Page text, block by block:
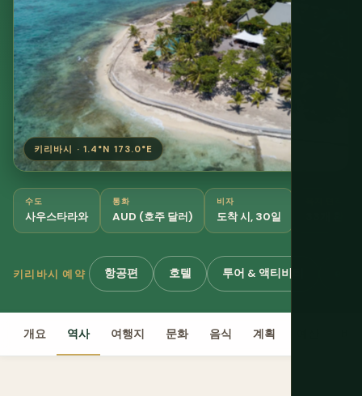
키리바시 · 1.4°N 173.0°E
수도
사우스타라와
통화
AUD (호주 달러)
비자
도착 시, 30일
키리바시 예약 항공편 호텔 투어 & 액티비티
개요 역사 여행지 문화 음식 계획